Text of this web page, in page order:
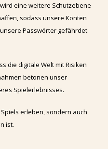
eine weitere Schutzebene
sodass unsere Konten
Passwörter gefährdet
die digitale Welt mit Risiken
betonen unser
Spielerlebnisses.
erleben, sondern auch
ist.